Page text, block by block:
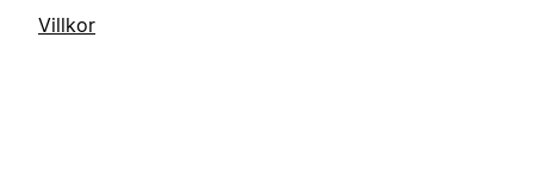
Villkor